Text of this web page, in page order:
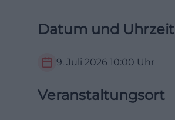
Datum und Uhrzeit
9. Juli 2026 10:00 Uhr
Veranstaltungsort